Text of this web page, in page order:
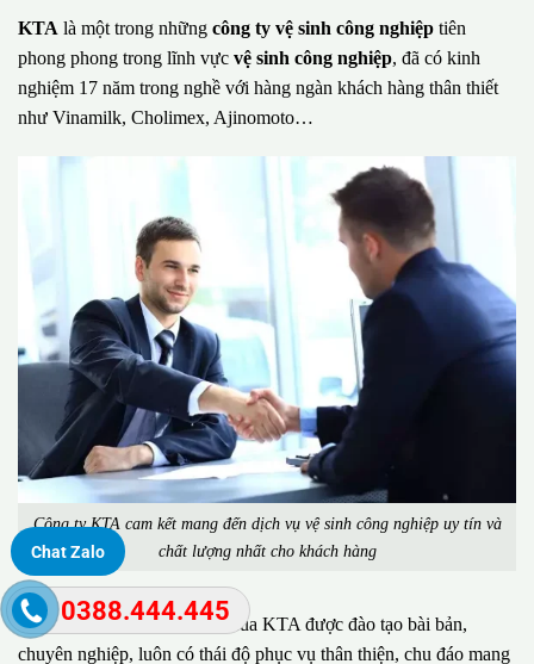
KTA là một trong những công ty vệ sinh công nghiệp tiên
phong phong trong lĩnh vực vệ sinh công nghiệp, đã có kinh
nghiệm 17 năm trong nghề với hàng ngàn khách hàng thân thiết
như Vinamilk, Cholimex, Ajinomoto…
Công ty KTA cam kết mang đến dịch vụ vệ sinh công nghiệp uy tín và
chất lượng nhất cho khách hàng
Đặc biệt, đội ngũ nhân viên của KTA được đào tạo bài bản,
chuyên nghiệp, luôn có thái độ phục vụ thân thiện, chu đáo mang
Chat Zalo
0388.444.445